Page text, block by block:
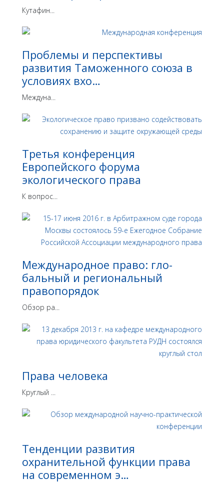
Кутафин...
Проблемы и перспективы
развития Таможенного союза в
условиях вхо…
Междуна...
Третья конференция
Европейского форума
экологического права
К вопрос...
Международное право: гло­
бальный и региональный
правопорядок
Обзор ра...
Права человека
Круглый ...
Тенденции развития
охранительной функции права
на современном э…